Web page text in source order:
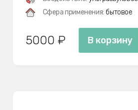
Сфера применения: бытовое
5000 ₽ В корзину